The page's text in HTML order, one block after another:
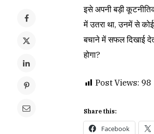
इसे अपनी बड़ी
में उतरा था, उनमें से कोई
बचाने में सफल दिखाई
होगा?
Post Views: 98
Share this:
Facebook